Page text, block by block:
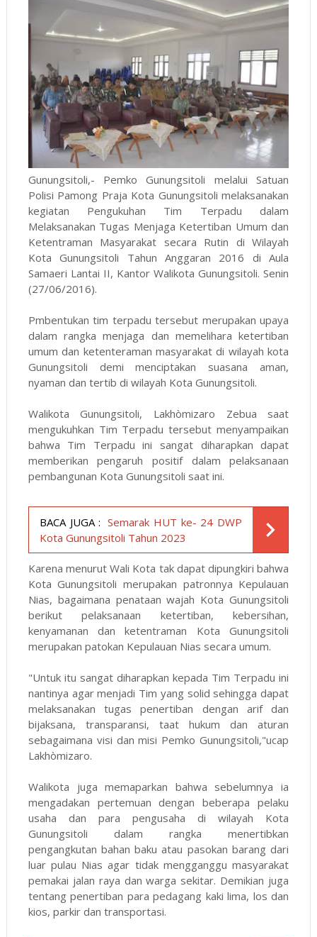
Gunungsitoli,- Pemko Gunungsitoli melalui Satuan
Polisi Pamong Praja Kota Gunungsitoli melaksanakan
kegiatan Pengukuhan Tim Terpadu dalam
Melaksanakan Tugas Menjaga Ketertiban Umum dan
Ketentraman Masyarakat secara Rutin di Wilayah
Kota Gunungsitoli Tahun Anggaran 2016 di Aula
Samaeri Lantai II, Kantor Walikota Gunungsitoli. Senin
(27/06/2016).
Pmbentukan tim terpadu tersebut merupakan upaya
dalam rangka menjaga dan memelihara ketertiban
umum dan ketenteraman masyarakat di wilayah kota
Gunungsitoli demi menciptakan suasana aman,
nyaman dan tertib di wilayah Kota Gunungsitoli.
Walikota Gunungsitoli, Lakhòmizaro Zebua saat
mengukuhkan Tim Terpadu tersebut menyampaikan
bahwa Tim Terpadu ini sangat diharapkan dapat
memberikan pengaruh positif dalam pelaksanaan
pembangunan Kota Gunungsitoli saat ini.
BACA JUGA : Semarak HUT ke- 24 DWP
Kota Gunungsitoli Tahun 2023
Karena menurut Wali Kota tak dapat dipungkiri bahwa
Kota Gunungsitoli merupakan patronnya Kepulauan
Nias, bagaimana penataan wajah Kota Gunungsitoli
berikut pelaksanaan ketertiban, kebersihan,
kenyamanan dan ketentraman Kota Gunungsitoli
merupakan patokan Kepulauan Nias secara umum.
"Untuk itu sangat diharapkan kepada Tim Terpadu ini
nantinya agar menjadi Tim yang solid sehingga dapat
melaksanakan tugas penertiban dengan arif dan
bijaksana, transparansi, taat hukum dan aturan
sebagaimana visi dan misi Pemko Gunungsitoli,"ucap
Lakhòmizaro.
Walikota juga memaparkan bahwa sebelumnya ia
mengadakan pertemuan dengan beberapa pelaku
usaha dan para pengusaha di wilayah Kota
Gunungsitoli dalam rangka menertibkan
pengangkutan bahan baku atau pasokan barang dari
luar pulau Nias agar tidak mengganggu masyarakat
pemakai jalan raya dan warga sekitar. Demikian juga
tentang penertiban para pedagang kaki lima, los dan
kios, parkir dan transportasi.